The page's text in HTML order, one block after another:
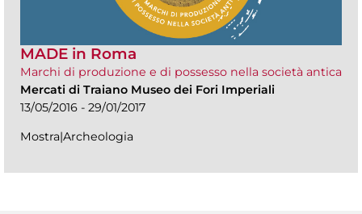
MADE in Roma
Marchi di produzione e di possesso nella società antica
Mercati di Traiano Museo dei Fori Imperiali
13/05/2016 - 29/01/2017
Mostra|Archeologia